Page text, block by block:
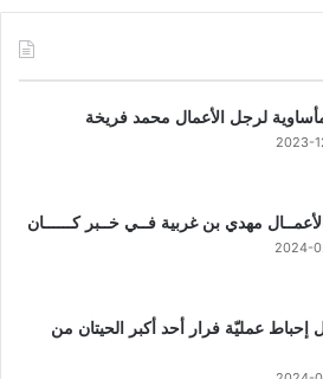
لرجل الأعمال محمد فريخة
2023-
مهدي بن غربية فــي خــبر كــــــان
2024-
إحباط عمليّة فرار أحد أكبر الحيتان من